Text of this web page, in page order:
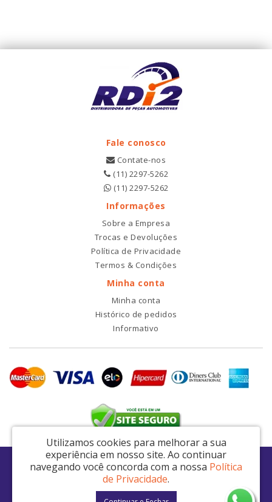
Fale conosco
Contate-nos
(11) 2297-5262
(11) 2297-5262
Informações
Sobre a Empresa
Trocas e Devoluções
Política de Privacidade
Termos & Condições
Minha conta
Minha conta
Histórico de pedidos
Informativo
RDI2 Peças Automotivas Ltda - CNPJ: 14.423.428/0001-51
Av. Nordestina, 663 - São Miguel Paulista - São Paulo / SP - CEP: 08021-000
RDI2 © 2026
Utilizamos cookies para melhorar a sua
experiência em nosso site. Ao continuar
navegando você concorda com a nossa Política
de Privacidade.